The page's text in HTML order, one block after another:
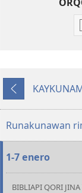
Kutiy
Runakunawan
1-7 enero
BIBLIAPI QORI